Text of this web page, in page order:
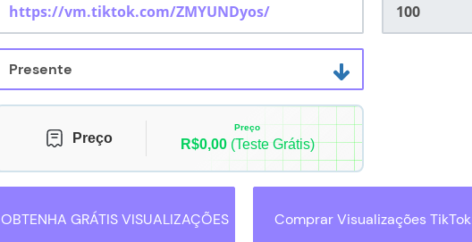
Preço
Preço
R$0,00(Teste Grátis)
OBTENHA GRÁTIS VISUALIZAÇÕES Comprar Visualizações TikTok